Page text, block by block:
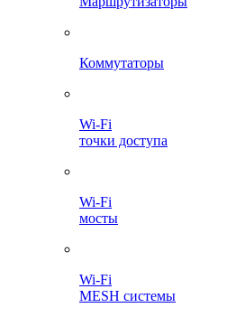
Коммутаторы
Wi-Fi
точки доступа
Wi-Fi
мосты
Wi-Fi
MESH системы